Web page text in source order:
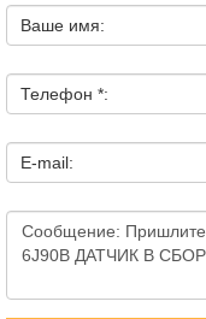
Ваше имя:
Телефон *:
E-mail: